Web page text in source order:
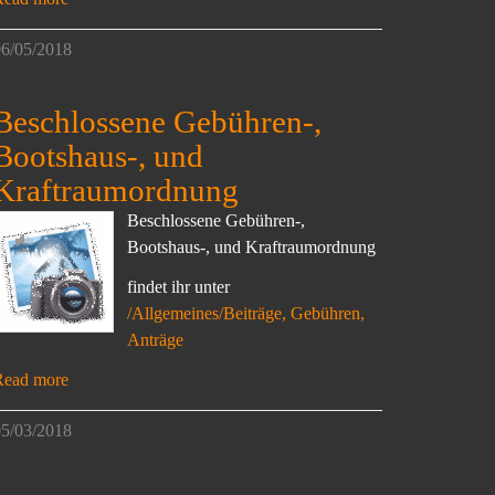
05/2018
Gebühren-,
, und
Beschlossene Gebühren-,
Bootshaus-, und Kraftraumordnung
findet ihr unter
/Allgemeines/Beiträge, Gebühren,
Anträge
more
03/2018